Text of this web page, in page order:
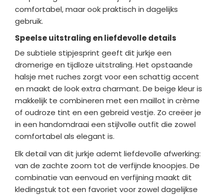
comfortabel, maar ook praktisch in dagelijks
gebruik.
Speelse uitstraling en liefdevolle details
De subtiele stipjesprint geeft dit jurkje een
dromerige en tijdloze uitstraling. Het opstaande
halsje met ruches zorgt voor een schattig accent
en maakt de look extra charmant. De beige kleur is
makkelijk te combineren met een maillot in crème
of oudroze tint en een gebreid vestje. Zo creëer je
in een handomdraai een stijlvolle outfit die zowel
comfortabel als elegant is.
Elk detail van dit jurkje ademt liefdevolle afwerking:
van de zachte zoom tot de verfijnde knoopjes. De
combinatie van eenvoud en verfijning maakt dit
kledingstuk tot een favoriet voor zowel dagelijkse